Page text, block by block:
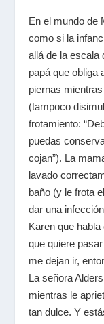
En el mundo de
como si la
allá de la escala
papá que obliga
piernas
(tampoco
frotamiento:
puedas
cojan”). La
lavado
baño (y le frota
dar una
Karen que
que quiere
me dejan ir,
La señora
mientras le
tan dulce. Y